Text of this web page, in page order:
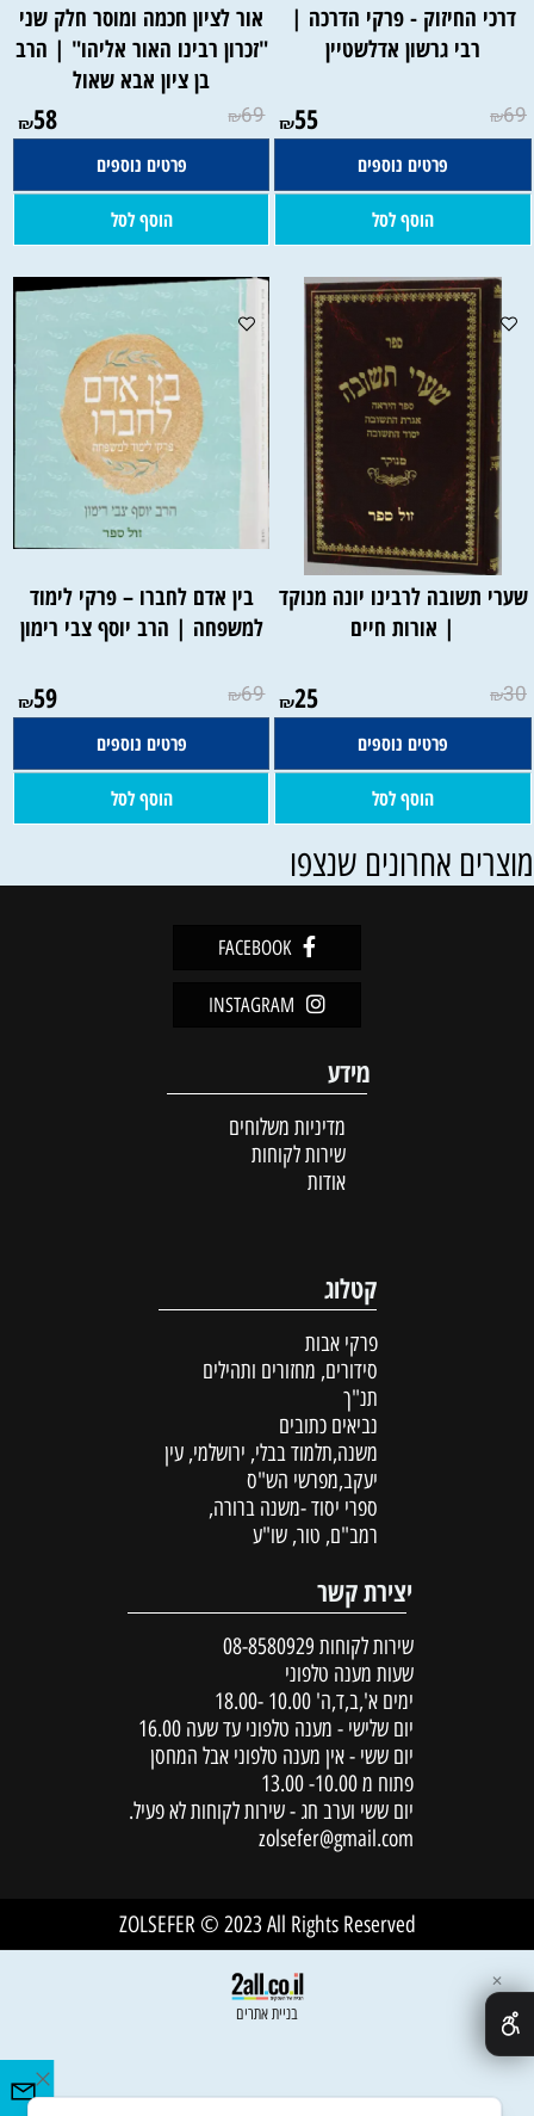
דרכי החיזוק - פרקי הדרכה |
רבי גרשון אדלשטיין
₪69
₪55
פרטים נוספים
הוסף לסל
אור לציון חכמה ומוסר חלק שני
"זכרון רבינו האור אליהו" | הרב
בן ציון אבא שאול
₪69
₪58
פרטים נוספים
הוסף לסל
שערי תשובה לרבינו יונה מנוקד
| אורות חיים
₪30
₪25
פרטים נוספים
הוסף לסל
בין אדם לחברו – פרקי לימוד
למשפחה | הרב יוסף צבי רימון
₪69
₪59
פרטים נוספים
הוסף לסל
אחרונים שנצפו
FACEBOOK
INSTAGRAM
מידע
מדיניות משלוחים
שירות לקוחות
אודות
קטלוג
פרקי אבות
סידורים, מחזורים ותהילים
תנ"ך
נביאים כתובים
משנה,תלמוד בבלי, ירושלמי, עין
יעקב,מפרשי הש"ס
ספרי יסוד -משנה ברורה,
רמב"ם, טור, שו"ע
יצירת קשר
שירות לקוחות 08-8580929
שעות מענה טלפוני
ימים א',ב,ד,ה' 10.00 -18.00
יום שלישי - מענה טלפוני עד שעה 16.00
יום ששי - אין מענה טלפוני אבל המחסן
פתוח מ 10.00- 13.00
יום ששי וערב חג - שירות לקוחות לא פעיל.
zolsefer@gmail.com
ZOLSEFER © 2023 All Rights Reserved
בניית אתרים
✕